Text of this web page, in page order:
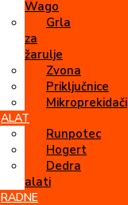
Wago
Grla
za
žarulje
Zvona
Priključnice
Mikroprekidači
ALAT
Runpotec
Hogert
Dedra
alati
RADNE